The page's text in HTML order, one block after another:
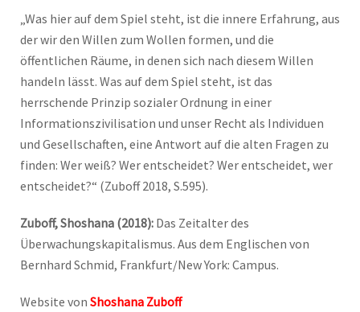
„Was hier auf dem Spiel steht, ist die innere Erfahrung, aus
der wir den Willen zum Wollen formen, und die
öffentlichen Räume, in denen sich nach diesem Willen
handeln lässt. Was auf dem Spiel steht, ist das
herrschende Prinzip sozialer Ordnung in einer
Informationszivilisation und unser Recht als Individuen
und Gesellschaften, eine Antwort auf die alten Fragen zu
finden: Wer weiß? Wer entscheidet? Wer entscheidet, wer
entscheidet?“ (Zuboff 2018, S.595).
Zuboff, Shoshana (2018): Das Zeitalter des
Überwachungskapitalismus. Aus dem Englischen von
Bernhard Schmid, Frankfurt/New York: Campus.
Website von Shoshana Zuboff